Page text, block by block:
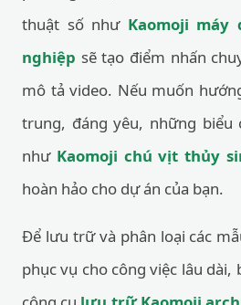
thuật số như Kaomoji máy
nghiệp sẽ tạo điểm nhấn
mô tả video. Nếu muốn
trung, đáng yêu, những biểu
như Kaomoji chú vịt thủy
hoàn hảo cho dự án của bạn.
Để lưu trữ và phân loại các
phục vụ cho công việc lâu dài,